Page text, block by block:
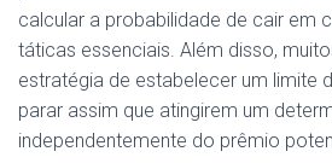
calcular a probabilidade de cair em
táticas essenciais. Além disso,
estratégia de estabelecer um limite
parar assim que atingirem um
independentemente do prêmio